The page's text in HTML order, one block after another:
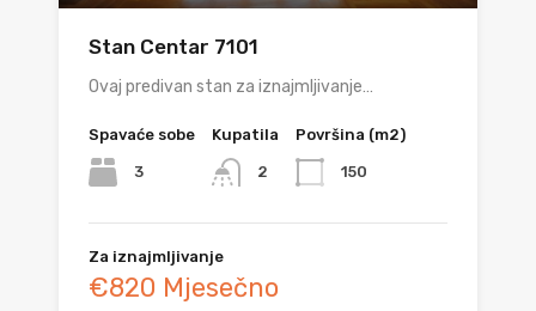
Stan Centar 7101
Ovaj predivan stan za iznajmljivanje…
Spavaće sobe
3
Kupatila
2
Površina (m2)
150
Za iznajmljivanje
€820 Mjesečno